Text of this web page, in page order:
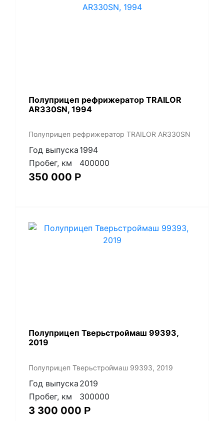
Полуприцеп рефрижератор TRAILOR
AR330SN, 1994
Полуприцеп рефрижератор TRAILOR AR330SN
Год выпуска 1994
Пробег, км
400000
350 000 Р
Полуприцеп Тверьстроймаш 99393,
2019
Полуприцеп Тверьстроймаш 99393, 2019
Год выпуска 2019
Пробег, км
300000
3 300 000 Р